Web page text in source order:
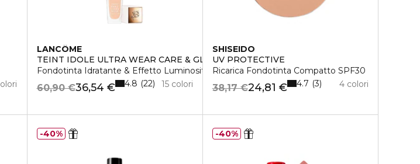
LANCÔME
TEINT IDOLE ULTRA WEAR CARE & GLOW
Fondotinta Idratante & Effetto Luminosità Naturale 24H
36,54 €
60,90 € 15 colori
4.8 22
SHISEIDO
UV PROTECTIVE
Ricarica Fondotinta Compatto SPF30
24,81 €
38,17 € 4 colori
4.7 3
40% 40%